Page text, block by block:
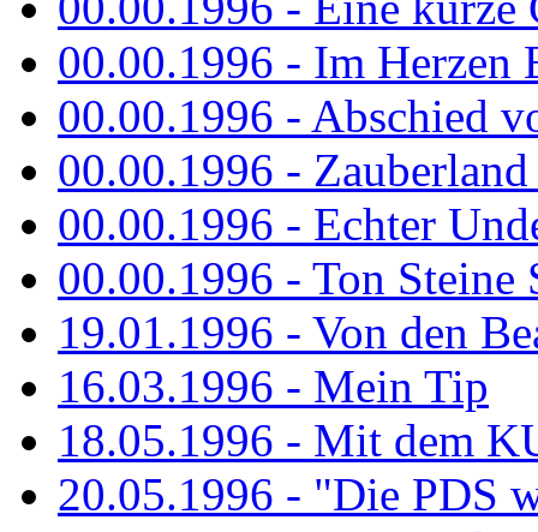
00.00.1996 - Im Herzen
00.00.1996 - Abschied
00.00.1996 -
00.00.1996 - Echter
00.00.1996 - Ton Steine
19.01.1996 - Von den
16.03.1996 - Mein Tip
18.05.1996 - Mit dem
20.05.1996 - "Die PDS